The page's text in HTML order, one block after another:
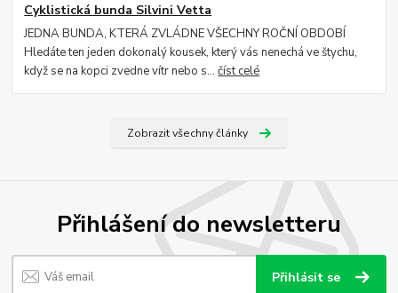
Cyklistická bunda Silvini Vetta
JEDNA BUNDA, KTERÁ ZVLÁDNE VŠECHNY ROČNÍ OBDOBÍ
Hledáte ten jeden dokonalý kousek, který vás nenechá ve štychu,
když se na kopci zvedne vítr nebo s...číst celé
Zobrazit všechny články
Přihlášení do newsletteru
Přihlásit se